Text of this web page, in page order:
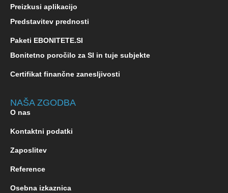
Preizkusi aplikacijo
Predstavitev prednosti
Paketi EBONITETE.SI
Bonitetno poročilo za SI in tuje subjekte
Certifikat finančne zanesljivosti
NAŠA ZGODBA
O nas
Kontaktni podatki
Zaposlitev
Reference
Osebna izkaznica